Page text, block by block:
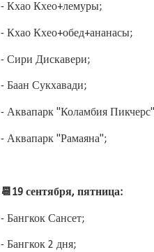
- Кхао Кхео+лемуры;
- Кхао Кхео+обед+ананасы;
- Сири Дискавери;
- Баан Сукхавади;
- Аквапарк "Коламбия
- Аквапарк "Рамаяна";
📆19 сентября, пятница:
- Бангкок Сансет;
- Бангкок 2 дня;